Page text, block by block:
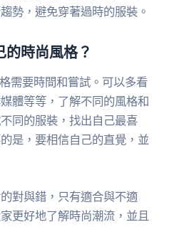
勢，避免穿著過時的服裝。
時尚風格？
需要時間和嘗試。可以多看
體等等，了解不同的風格和
同的服裝，找出自己最喜
是，要相信自己的直覺，並
對與錯，只有適合與不適
更好地了解時尚潮流，並且